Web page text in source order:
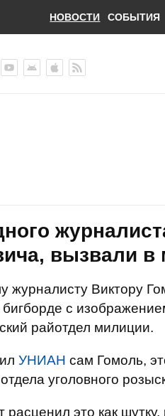
НОВОСТИ СОБЫТИЯ
вызвали
журналисту Виктору
бигборде с
райотдел милиции.
УНИАН сам Гомоль,
уголовного
расценил это как